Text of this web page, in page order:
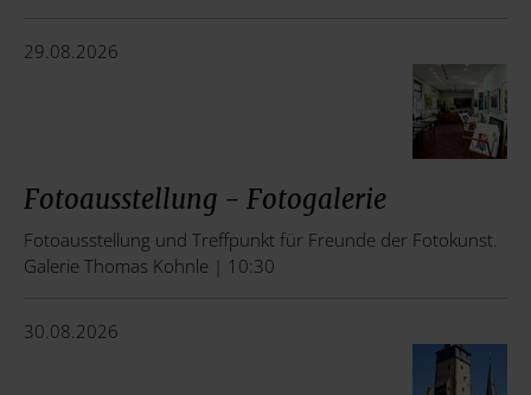
29.08.2026
Fotoausstellung - Fotogalerie
Fotoausstellung und Treffpunkt für Freunde der Fotokunst.
Galerie Thomas Kohnle | 10:30
30.08.2026